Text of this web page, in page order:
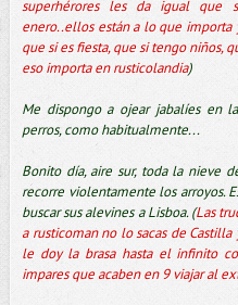
superhérores les da igual que
enero..ellos están a lo que
que si es fiesta, que si tengo niños,
eso importa en rusticolandia)
Me dispongo a ojear jabalíes en
perros, como habitualmente...
Bonito día, aire sur, toda la nieve
recorre violentamente los arroyos.
buscar sus alevines a Lisboa. (Las
a rusticoman no lo sacas de
le doy la brasa hasta el infinito
impares que acaben en 9 viajar al